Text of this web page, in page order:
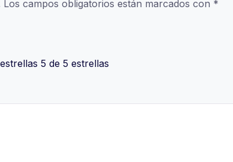
Los campos obligatorios están marcados con *
5 de 5 estrellas